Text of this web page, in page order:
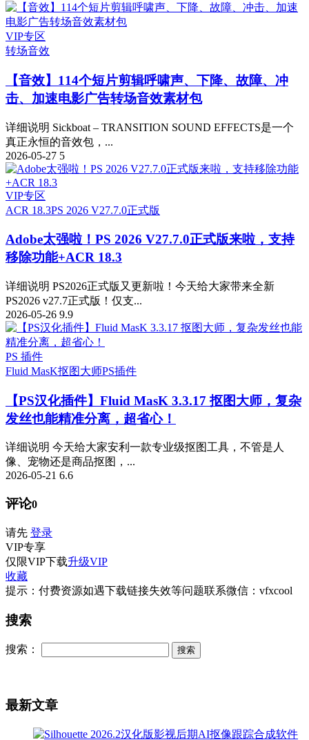
VIP专区
转场音效
【音效】114个短片剪辑呼啸声、下降、故障、冲
击、加速电影广告转场音效素材包
详细说明 Sickboat – TRANSITION SOUND EFFECTS是一个
真正永恒的音效包，...
2026-05-27 5
VIP专区
ACR 18.3PS 2026 V27.7.0正式版
Adobe太强啦！PS 2026 V27.7.0正式版来啦，支持
移除功能+ACR 18.3
详细说明 PS2026正式版又更新啦！今天给大家带来全新
PS2026 v27.7正式版！仅支...
2026-05-26 9.9
PS 插件
Fluid MasK抠图大师PS插件
【PS汉化插件】Fluid MasK 3.3.17 抠图大师，复杂
发丝也能精准分离，超省心！
详细说明 今天给大家安利一款专业级抠图工具，不管是人
像、宠物还是商品抠图，...
2026-05-21 6.6
评论0
请先 登录
VIP专享
仅限VIP下载升级VIP
收藏
提示：付费资源如遇下载链接失效等问题联系微信：vfxcool
搜索
搜索：
最新文章